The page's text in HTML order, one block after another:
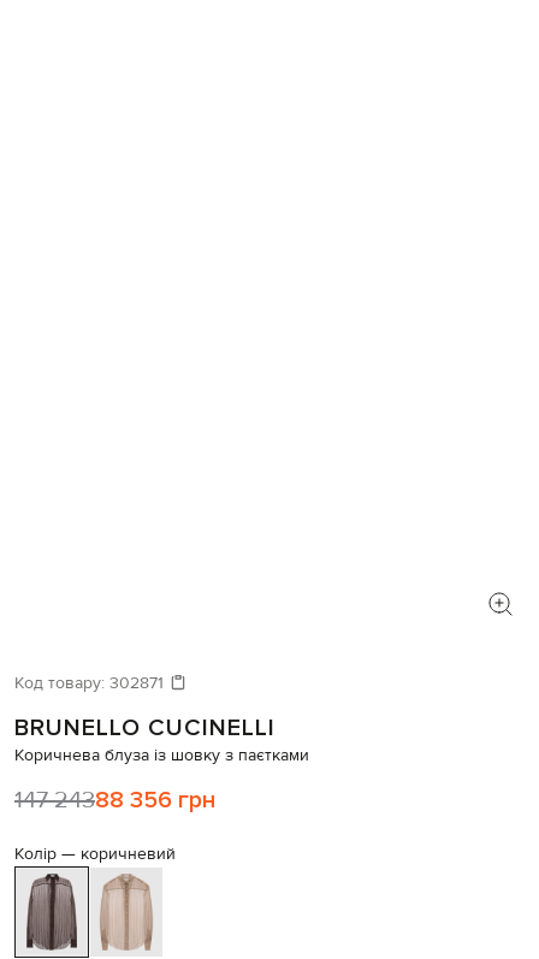
Код товару: 302871
BRUNELLO CUCINELLI
Коричнева блуза із шовку з паєтками
147 24388 356 грн
Колір — коричневий